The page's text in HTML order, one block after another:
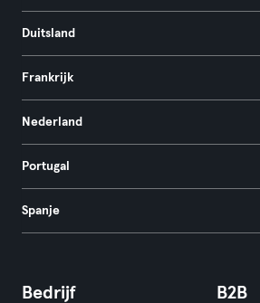
Duitsland
Frankrijk
Nederland
Portugal
Spanje
Bedrijf B2B